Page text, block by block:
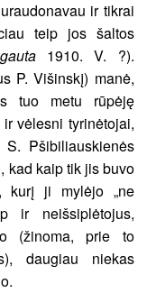
ir tikrai
teip jos šaltos
gauta1910. V. ?).
P. Višinskį) manė,
tuo metu rūpėję
vėlesni tyrinėtojai,
S. Pšibiliauskienės
kad kaip tik jis buvo
kurį ji mylėjo „ne
ir neišsiplėtojus,
(žinoma, prie to
daugiau niekas